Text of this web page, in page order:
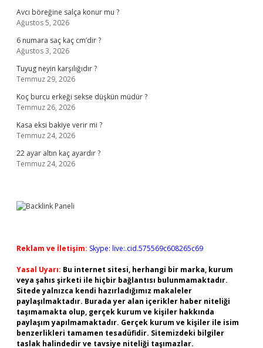
Avcı böreğine salça konur mu ?
Ağustos 5, 2026
6 numara saç kaç cm’dir ?
Ağustos 3, 2026
Tuyug neyin karşılığıdır ?
Temmuz 29, 2026
Koç burcu erkeği sekse düşkün müdür ?
Temmuz 26, 2026
Kasa eksi bakiye verir mi ?
Temmuz 24, 2026
22 ayar altın kaç ayardır ?
Temmuz 24, 2026
Reklam ve İletişim: Skype: live:.cid.575569c608265c69
Yasal Uyarı: Bu internet sitesi, herhangi bir marka, kurum
veya şahıs şirketi ile hiçbir bağlantısı bulunmamaktadır.
Sitede yalnızca kendi hazırladığımız makaleler
paylaşılmaktadır. Burada yer alan içerikler haber niteliği
taşımamakta olup, gerçek kurum ve kişiler hakkında
paylaşım yapılmamaktadır. Gerçek kurum ve kişiler ile isim
benzerlikleri tamamen tesadüfidir. Sitemizdeki bilgiler
taslak halindedir ve tavsiye niteliği taşımazlar.